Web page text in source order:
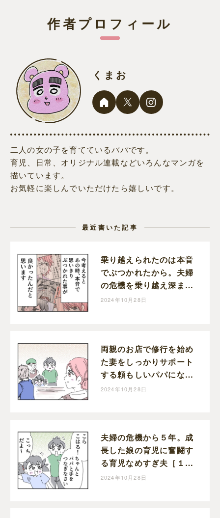
作者プロフィール
くまお
二人の女の子を育てているパパです。
育児、日常、オリジナル連載などいろんなマンガを
描いています。
お気軽に楽しんでいただけたら嬉しいです。
最近書いた記事
乗り越えられたのは本音
でぶつかれたから。夫婦
の危機を乗り越え深まっ
た家族の絆。育児なめす
2024年10月28日
両親のお店で修行を始め
た妻をしっかりサポート
する頼もしいパパになっ
た育児なめすぎ夫［２０
2024年10月28日
夫婦の危機から５年。成
長した娘の育児に奮闘す
る育児なめすぎ夫［１９
９］｜くまおのマンガ堂
2024年10月28日